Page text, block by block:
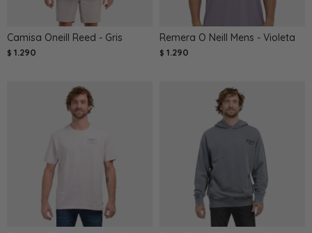
Camisa Oneill Reed - Gris
$ 1.290
Remera O Neill Mens - Violeta
$ 1.290